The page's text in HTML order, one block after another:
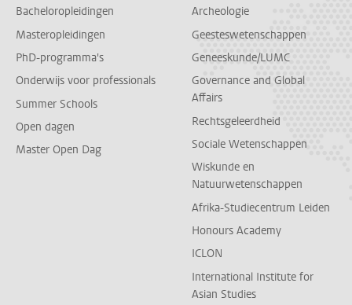
Bacheloropleidingen
Masteropleidingen
PhD-programma's
Onderwijs voor professionals
Summer Schools
Open dagen
Master Open Dag
Archeologie
Geesteswetenschappen
Geneeskunde/LUMC
Governance and Global
Affairs
Rechtsgeleerdheid
Sociale Wetenschappen
Wiskunde en
Natuurwetenschappen
Afrika-Studiecentrum Leiden
Honours Academy
ICLON
International Institute for
Asian Studies